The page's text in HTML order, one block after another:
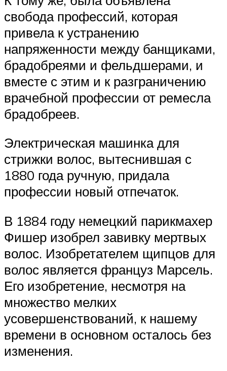
свобода профессий, которая
привела к устранению
напряженности между банщиками,
брадобреями и фельдшерами, и
вместе с этим и к разграничению
врачебной профессии от ремесла
брадобреев.
Электрическая машинка для
стрижки волос, вытеснившая с
1880 года ручную, придала
профессии новый отпечаток.
В 1884 году немецкий парикмахер
Фишер изобрел завивку мертвых
волос. Изобретателем щипцов для
волос является француз Марсель.
Его изобретение, несмотря на
множество мелких
усовершенствований, к нашему
времени в основном осталось без
изменения.